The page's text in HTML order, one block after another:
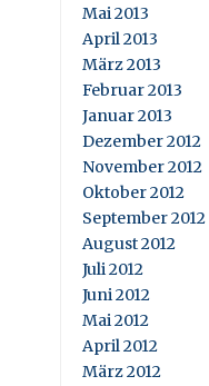
Mai 2013
April 2013
März 2013
Februar 2013
Januar 2013
Dezember 2012
November 2012
Oktober 2012
September 2012
August 2012
Juli 2012
Juni 2012
Mai 2012
April 2012
März 2012